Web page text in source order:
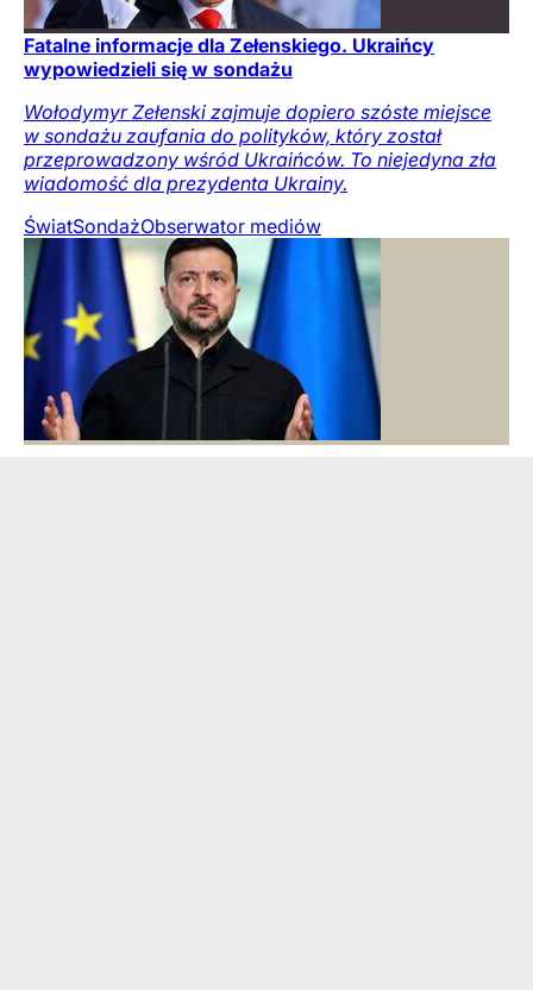
Fatalne informacje dla Zełenskiego. Ukraińcy
wypowiedzieli się w sondażu
Wołodymyr Zełenski zajmuje dopiero szóste miejsce
w sondażu zaufania do polityków, który został
przeprowadzony wśród Ukraińców. To niejedyna zła
wiadomość dla prezydenta Ukrainy.
ŚwiatSondażObserwator mediów